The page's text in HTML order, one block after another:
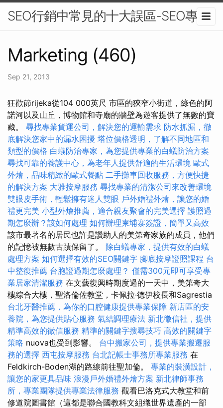
SEO行銷中常見的十大誤區-SEO專家
Marketing (460)
Sep 21, 2013
狂歡節rijeka從104 000英尺 市區的狹窄小街道，綠色的阿
諾河以及山丘，博物館和寺廟的牆壁為遊客提供了無數的寶
藏。 尋找專業貨運公司，解決您的運輸需求 防水抓漏，徹
底解決您家中的漏水困擾 塔位價格透明，了解不同地區和
類型的價格 白蟻防治專家，為您提供專業的白蟻防治方案
尋找可靠的養護中心，為老年人提供舒適的生活環境 歐式
外燴，品味精緻的歐式餐點 二手攤車回收服務，方便快捷
的解決方案 大雅按摩服務 尋找專業的清潔公司來改善環境
雙眼皮手術，輕鬆擁有迷人雙眼 戶外婚禮外燴，讓您的婚
禮更完美 小型外燴推薦，適合親友聚會的完美選擇 護照過
期怎麼辦？該如何處理 如何辦理柬埔寨簽證，簡單又高效
該市最著名的居民也許是讚助人的美第奇家族的成員，他們
的記憶被無數古蹟保留了。 除白蟻專家，提供有效的白蟻
處理方案 如何選擇有效的SEO關鍵字 腳底按摩證照課程 台
中整復推薦 台胞證過期怎麼處理？ 僅需300元即可享受專
業居家清潔服務 在文藝復興時期度過的一天中，美第奇大
樓綜合大樓，聖洛倫佐教堂，卡佩拉·德伊校長和Sagrestia
台北牙醫推薦，為你的口腔健康提供專業保障 新店區的安
養院，為您提供貼心服務 氣結調理療法 新北徵信社，提供
精準高效的徵信服務 精準的關鍵字搜尋技巧 高效的關鍵字
策略 nuova也受到影響。 台中搬家公司，提供專業搬遷服
務的選擇 西屯按摩服務 台北記帳士事務所專業服務 在
Feldkirch-Boden湖的路線前往聖加倫。 專業的裝潢設計，
讓您的家更具品味 浪漫戶外婚禮外燴方案 新北律師事務
所，專業團隊提供專業法律服務 觀看巴洛克式大教堂和前
修道院圖書館（這都是聯合國教科文組織世界遺產的一部